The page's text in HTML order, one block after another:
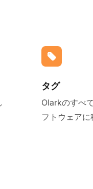
タグ
Olarkのすべ
フトウェアに